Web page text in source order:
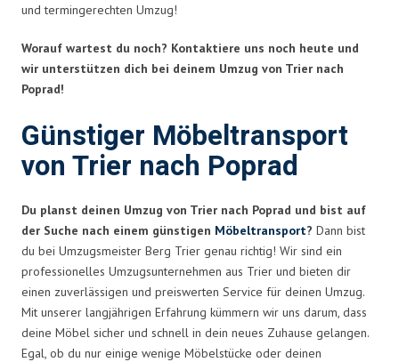
und termingerechten Umzug!
Worauf wartest du noch? Kontaktiere uns noch heute und
wir unterstützen dich bei deinem Umzug von Trier nach
Poprad!
Günstiger Möbeltransport
von Trier nach Poprad
Du planst deinen Umzug von Trier nach Poprad und bist auf
der Suche nach einem günstigen Möbeltransport? Dann bist
du bei Umzugsmeister Berg Trier genau richtig! Wir sind ein
professionelles Umzugsunternehmen aus Trier und bieten dir
einen zuverlässigen und preiswerten Service für deinen Umzug.
Mit unserer langjährigen Erfahrung kümmern wir uns darum, dass
deine Möbel sicher und schnell in dein neues Zuhause gelangen.
Egal, ob du nur einige wenige Möbelstücke oder deinen